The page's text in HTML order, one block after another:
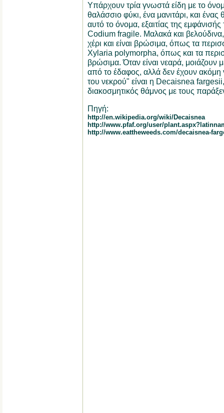
Υπάρχουν τρία γνωστά είδη με το
θαλάσσιο φύκι, ένα μανιτάρι, και
αυτό το όνομα, εξαιτίας της εμφάνισής
Codium fragile. Μαλακά και
χέρι και είναι βρώσιμα, όπως τα
Xylaria polymorpha, όπως και τα
βρώσιμα. Όταν είναι νεαρά,
από το έδαφος, αλλά δεν έχουν ακόμη
του νεκρού" είναι η Decaisnea
διακοσμητικός θάμνος με τους
Πηγή:
http://en.wikipedia.org/wiki/Decaisnea
http://www.pfaf.org/user/
http://www.eattheweeds.com/decaisnea-